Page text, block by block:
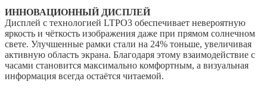
ИННОВАЦИОННЫЙ ДИСПЛЕЙ
Дисплей с технологией LTPO3 обеспечивает невероятную
яркость и чёткость изображения даже при прямом солнечном
свете. Улучшенные рамки стали на 24% тоньше, увеличивая
активную область экрана. Благодаря этому взаимодействие с
часами становится максимально комфортным, а визуальная
информация всегда остаётся читаемой.